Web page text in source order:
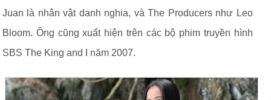
Juan là nhân vật danh nghia, và The Producers như Leo
Bloom. Ông cũng xuất hiện trên các bộ phim truyền hình
SBS The King and I năm 2007.